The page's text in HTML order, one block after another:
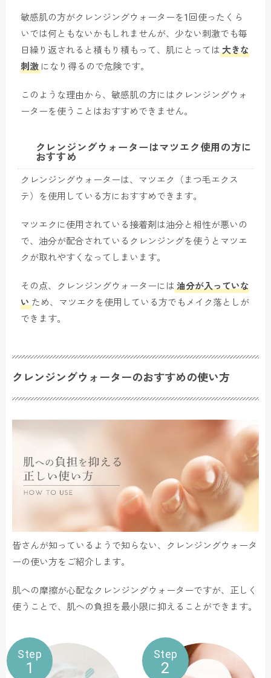
敏感肌の方がクレンジングウォーターを1回使ったくら
いでは何ともないかもしれませんが、少ない刺激でも毎
日繰り返されると積もり積もって、肌にとっては 大きな
刺激 になり得るので危険です。
このような理由から、敏感肌の方にはクレンジングウォ
ーターを使うことはおすすめできません。
クレンジングウォーターはマツエク使用の方に
おすすめ
クレンジングウォーターは、マツエク（まつ毛エクス
テ）を使用している方におすすめできます。
マツエクに使用されている接着剤は油分と相性が悪いの
で、油分が配合されているクレンジングを使うとマツエ
クが取れやすくなってしまいます。
その点、クレンジングウォーターには 油分が入っていな
い ため、マツエクを使用している方でもメイク落としが
できます。
クレンジングウォーターのおすすめの使い方
皆さんが知っているようで知らない、クレンジングウォータ
ーの使い方をご紹介します。
肌への摩擦が心配なクレンジングウォーターですが、正しく
使うことで、肌への負担を最小限に抑えることができます。
Step
1
Step
2